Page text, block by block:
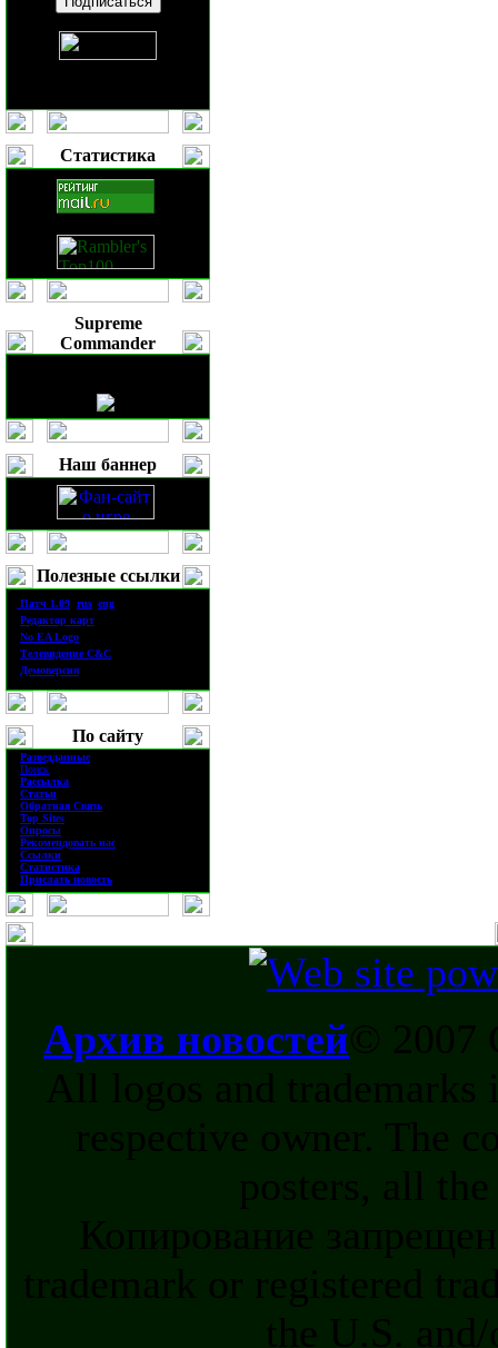
Статистика
Supreme
Commander
Наш баннер
Полезные ссылки
Патч 1.09 rus eng
Редактор карт
No EA Logo
ТелевидениеC&C
Демоверсия
По сайту
Разведданные
Поиск
Рассылка
Статьи
Обратная Связь
Top Sites
Опросы
Рекомендовать нас
Ссылки
Статистика
Прислать новость
Архив новостей© 2007
All logos and
respective owner. The
posters, all
Копирование
trademark or registered
the U.S.